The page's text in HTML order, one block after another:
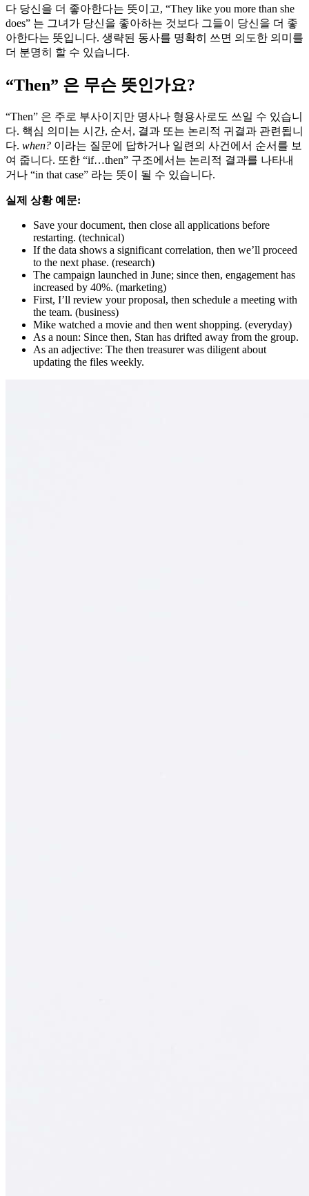
다 당신을 더 좋아한다는 뜻이고, “They like you more than she
does” 는 그녀가 당신을 좋아하는 것보다 그들이 당신을 더 좋
아한다는 뜻입니다. 생략된 동사를 명확히 쓰면 의도한 의미를
더 분명히 할 수 있습니다.
“Then” 은 무슨 뜻인가요?
“Then” 은 주로 부사이지만 명사나 형용사로도 쓰일 수 있습니
다. 핵심 의미는 시간, 순서, 결과 또는 논리적 귀결과 관련됩니
다. when? 이라는 질문에 답하거나 일련의 사건에서 순서를 보
여 줍니다. 또한 “if…then” 구조에서는 논리적 결과를 나타내
거나 “in that case” 라는 뜻이 될 수 있습니다.
실제 상황 예문:
Save your document, then close all applications before
restarting. (technical)
If the data shows a significant correlation, then we’ll proceed
to the next phase. (research)
The campaign launched in June; since then, engagement has
increased by 40%. (marketing)
First, I’ll review your proposal, then schedule a meeting with
the team. (business)
Mike watched a movie and then went shopping. (everyday)
As a noun: Since then, Stan has drifted away from the group.
As an adjective: The then treasurer was diligent about
updating the files weekly.